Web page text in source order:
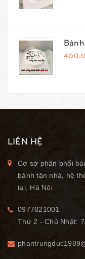
LIÊN HỆ
Cơ sở phân phối
bánh tận nhà, hệ
tại, Hà Nội
0977821001
Thứ 2 - Chủ Nhật: